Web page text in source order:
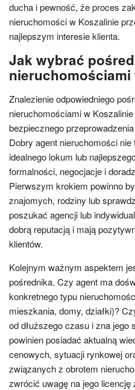
ducha i pewność, że proces
nieruchomości w Koszalinie
najlepszym interesie klienta.
Jak wybrać
nieruchomościami
Znalezienie odpowiedniego
nieruchomościami w
bezpiecznego
Dobry agent nieruchomości
idealnego lokum lub
formalności, negocjacje i
Pierwszym krokiem powinno
znajomych, rodziny lub
poszukać agencji lub
dobrą reputacją i mają
klientów.
Kolejnym ważnym aspektem
pośrednika. Czy agent ma
konkretnego typu
mieszkania, domy, działki)?
od dłuższego czasu i zna
powinien posiadać aktualną
cenowych, sytuacji rynkowej
związanych z obrotem
zwrócić uwagę na jego